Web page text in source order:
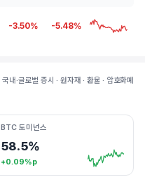
-3.50% -5.48%
국내·글로벌 증시 · 원자재 · 환율 · 암호화폐
BTC 도미넌스
58.5%
+0.09%p